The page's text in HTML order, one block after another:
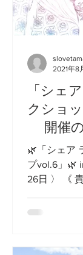
「シェ
クショ
開催
🌿「シェア
プvol.6」🌿
26日 〉 《
弾 ! いよいよ赤城山の湖、大沼での開
2021年8